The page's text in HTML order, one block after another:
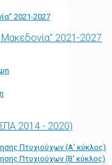
2021-2027
2021-2027
2014 - 2020)
Πτυχιούχων (Α' κύκλος)
Πτυχιούχων (Β' κύκλος)